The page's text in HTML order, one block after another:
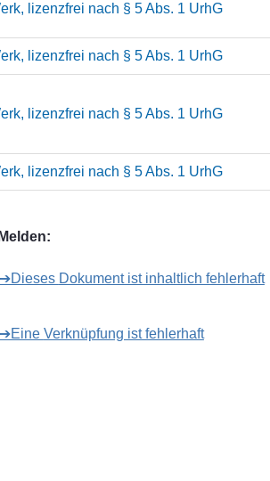
lizenzfrei nach § 5 Abs. 1 UrhG
lizenzfrei nach § 5 Abs. 1 UrhG
lizenzfrei nach § 5 Abs. 1 UrhG
lizenzfrei nach § 5 Abs. 1 UrhG
Melden:
➔Dieses Dokument ist inhaltlich fehlerhaft
➔Eine Verknüpfung ist fehlerhaft